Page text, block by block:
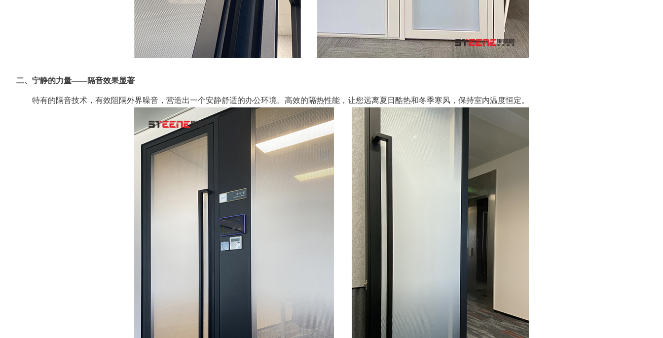
二、宁静的力量——隔音效果显著
特有的隔音技术，有效阻隔外界噪音，营造出一个安静舒适的办公环境。高效的隔热性能，让您远离夏日酷热和冬季寒风，保持室内温度恒定。